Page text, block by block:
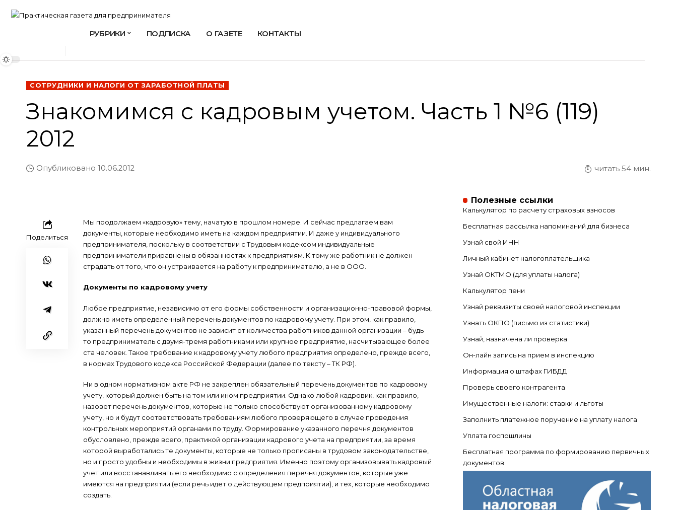
РУБРИКИ ПОДПИСКА О ГАЗЕТЕ КОНТАКТЫ
СОТРУДНИКИ И НАЛОГИ ОТ ЗАРАБОТНОЙ ПЛАТЫ
Знакомимся с кадровым учетом. Часть 1 №6 (119)
2012
Опубликовано 10.06.2012 читать 54 мин.
Поделиться
Мы продолжаем «кадровую» тему, начатую в прошлом номере. И сейчас предлагаем вам
документы, которые необходимо иметь на каждом предприятии. И даже у индивидуального
предпринимателя, поскольку в соответствии с Трудовым кодексом индивидуальные
предприниматели приравнены в обязанностях к предприятиям. К тому же работник не должен
страдать от того, что он устраивается на работу к предпринимателю, а не в ООО.
Документы по кадровому учету
Любое предприятие, независимо от его формы собственности и организационно-правовой формы,
должно иметь определенный перечень документов по кадровому учету. При этом, как правило,
указанный перечень документов не зависит от количества работников данной организации – будь
то предприниматель с двумя-тремя работниками или крупное предприятие, насчитывающее более
ста человек. Такое требование к кадровому учету любого предприятия определено, прежде всего,
в нормах Трудового кодекса Российской Федерации (далее по тексту – ТК РФ).
Ни в одном нормативном акте РФ не закреплен обязательный перечень документов по кадровому
учету, который должен быть на том или ином предприятии. Однако любой кадровик, как правило,
назовет перечень документов, которые не только способствуют организованному кадровому
учету, но и будут соответствовать требованиям любого проверяющего в случае проведения
контрольных мероприятий органами по труду. Формирование указанного перечня документов
обусловлено, прежде всего, практикой организации кадрового учета на предприятии, за время
которой выработались те документы, которые не только прописаны в трудовом законодательстве,
но и просто удобны и необходимы в жизни предприятия. Именно поэтому организовывать кадровый
учет или восстанавливать его необходимо с определения перечня документов, которые уже
имеются на предприятии (если речь идет о действующем предприятии), и тех, которые необходимо
создать.
Полезные ссылки
Калькулятор по расчету страховых взносов
Бесплатная рассылка напоминаний для бизнеса
Узнай свой ИНН
Личный кабинет налогоплательщика
Узнай ОКТМО (для уплаты налога)
Калькулятор пени
Узнай реквизиты своей налоговой инспекции
Узнать ОКПО (письмо из статистики)
Узнай, назначена ли проверка
Он-лайн запись на прием в инспекцию
Информация о штафах ГИБДД
Проверь своего контрагента
Имущественные налоги: ставки и льготы
Заполнить платежное поручение на уплату налога
Уплата госпошлины
Бесплатная программа по формированию первичных
документов